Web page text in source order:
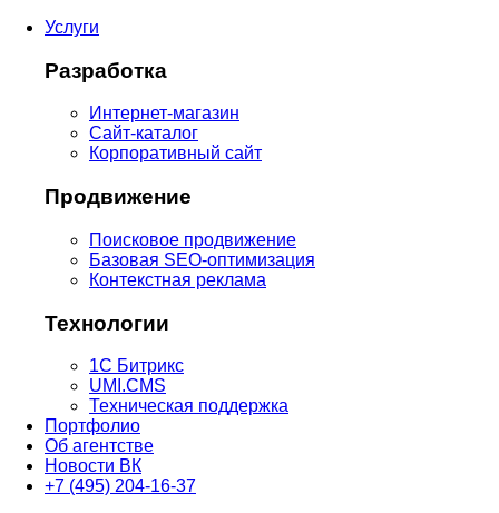
Услуги
Разработка
Интернет-магазин
Сайт-каталог
Корпоративный сайт
Продвижение
Поисковое продвижение
Базовая SEO-оптимизация
Контекстная реклама
Технологии
1С Битрикс
UMI.CMS
Техническая поддержка
Портфолио
Об агентстве
Новости ВК
+7 (495) 204-16-37